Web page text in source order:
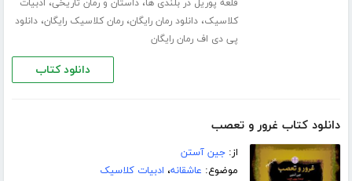
قلعه پوریل در بلندی ها،داستان و رمان تاریخی، ادبیات
کلاسیک،دانلود رمان رایگان،رمان کلاسیک رایگان،دانلود
پی دی اف رمان رایگان
دانلود کتاب
دانلود کتاب غرور و تعصب
از:جین آستن
موضوع: عاشقانه، ادبیات کلاسیک